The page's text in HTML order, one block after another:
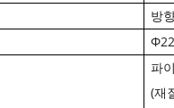
방
파
(재